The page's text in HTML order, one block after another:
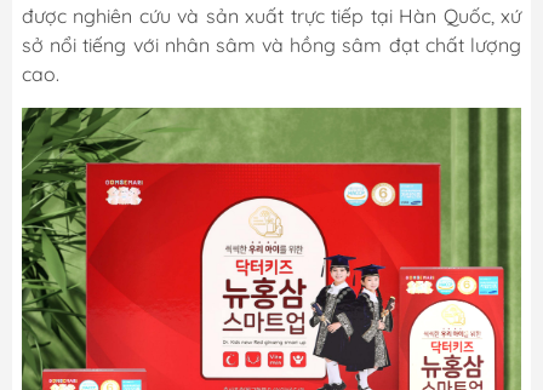
được nghiên cứu và sản xuất trực tiếp tại Hàn Quốc, xứ
sở nổi tiếng với nhân sâm và hồng sâm đạt chất lượng
cao.